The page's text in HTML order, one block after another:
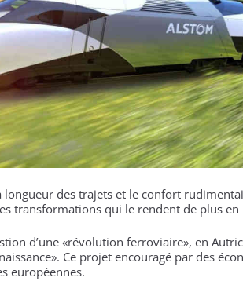
des trajets et le confort
transformations qui le rendent de plus
d’une «révolution ferroviaire», en
Ce projet encouragé par des
européennes.